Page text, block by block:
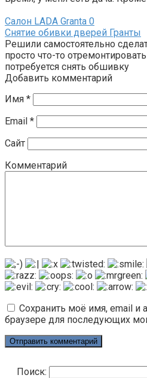
Салон LADA Granta 0
Снятие обивки дверей Гранты
Решили самостоятельно
просто что-то
потребуется снять обшивку
Добавить комментарий
Имя *
Email *
Сайт
Комментарий
Сохранить моё имя, email и
браузере для последующих
Поиск: